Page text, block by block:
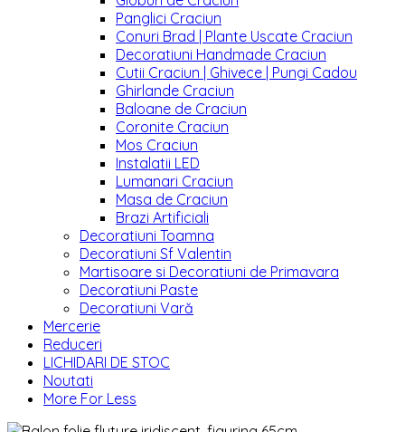
Panglici Craciun
Conuri Brad | Plante Uscate Craciun
Decoratiuni Handmade Craciun
Cutii Craciun | Ghivece | Pungi Cadou
Ghirlande Craciun
Baloane de Craciun
Coronite Craciun
Mos Craciun
Instalatii LED
Lumanari Craciun
Masa de Craciun
Brazi Artificiali
Decoratiuni Toamna
Decoratiuni Sf Valentin
Martisoare si Decoratiuni de Primavara
Decoratiuni Paste
Decoratiuni Vară
Mercerie
Reduceri
LICHIDARI DE STOC
Noutati
More For Less